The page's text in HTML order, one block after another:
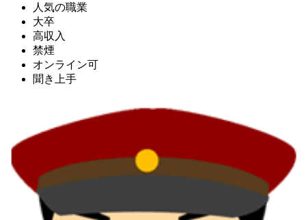
人気の職業
大卒
高収入
禁煙
オンライン可
聞き上手